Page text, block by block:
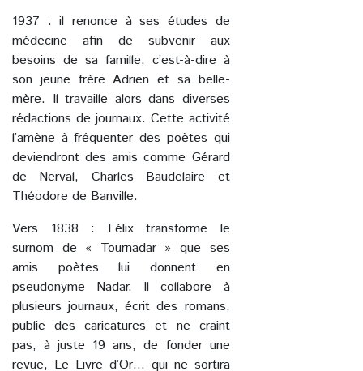
1937 : il renonce à ses études de
médecine afin de subvenir aux
besoins de sa famille, c’est-à-dire à
son jeune frère Adrien et sa belle-
mère. Il travaille alors dans diverses
rédactions de journaux. Cette activité
l’amène à fréquenter des poètes qui
deviendront des amis comme Gérard
de Nerval, Charles Baudelaire et
Théodore de Banville.
Vers 1838 : Félix transforme le
surnom de « Tournadar » que ses
amis poètes lui donnent en
pseudonyme Nadar. Il collabore à
plusieurs journaux, écrit des romans,
publie des caricatures et ne craint
pas, à juste 19 ans, de fonder une
revue, Le Livre d’Or… qui ne sortira